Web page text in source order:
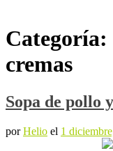
Categoría:
cremas
Sopa de pollo
porHelio el 1